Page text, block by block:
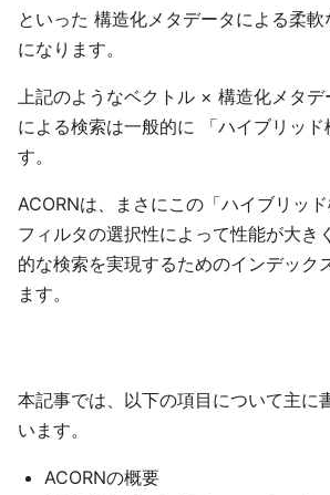
といった 構造化メタデータによる柔
になります。
上記のようなベクトル × 構造化メタ
による検索は一般的に 「ハイブリッド
す。
ACORNは、まさにこの「ハイブリッド
フィルタの選択性によって性能が大き
的な検索を実現するためのインデック
ます。
本記事では、以下の項目について主に
います。
ACORNの概要